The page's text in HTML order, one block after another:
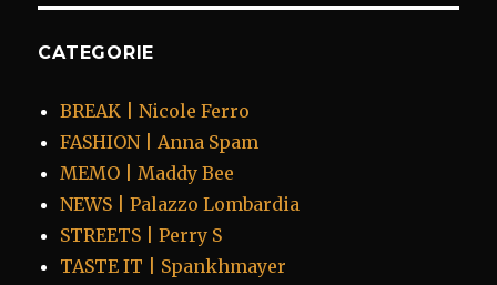
CATEGORIE
BREAK | Nicole Ferro
FASHION | Anna Spam
MEMO | Maddy Bee
NEWS | Palazzo Lombardia
STREETS | Perry S
TASTE IT | Spankhmayer